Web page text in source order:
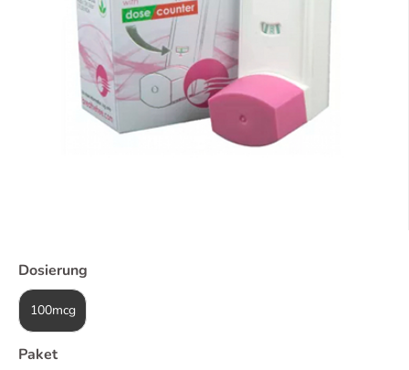
Dosierung
100mcg
Paket